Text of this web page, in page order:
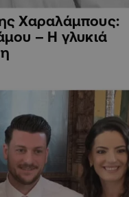
Χαραλάμπους:
– Η γλυκιά